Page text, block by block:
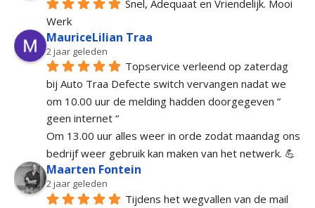
Snel, Adequaat en Vriendelijk. Mooi
Werk
MauriceLilian Traa
2 jaar geleden
Topservice verleend op zaterdag
bij Auto Traa Defecte switch vervangen nadat we
om 10.00 uur de melding hadden doorgegeven “
geen internet “
Om 13.00 uur alles weer in orde zodat maandag ons
bedrijf weer gebruik kan maken van het netwerk. 💪
Maarten Fontein
2 jaar geleden
Tijdens het wegvallen van de mail